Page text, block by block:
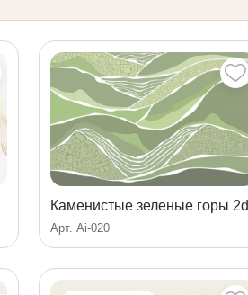
Каменистые зеленые горы 2d
Арт. Ai-020